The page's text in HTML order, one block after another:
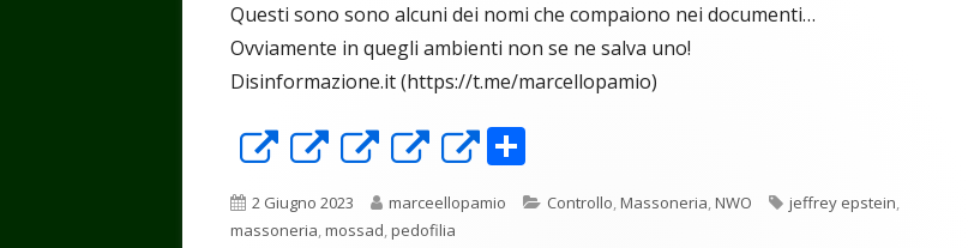
Questi sono sono alcuni dei nomi che compaiono nei documenti…
Ovviamente in quegli ambienti non se ne salva uno!
Disinformazione.it (https://t.me/marcellopamio)
Apre
in
una
Apre
in
una
Apre
in
una
Apre
in
una
Apre
in
una
o
n
Pubblicato
2 Giugno 2023 Autore
marceellopamio Categorie
Controllo,Massoneria,NWO Tag
jeffrey epstein,
massoneria,mossad,pedofilia